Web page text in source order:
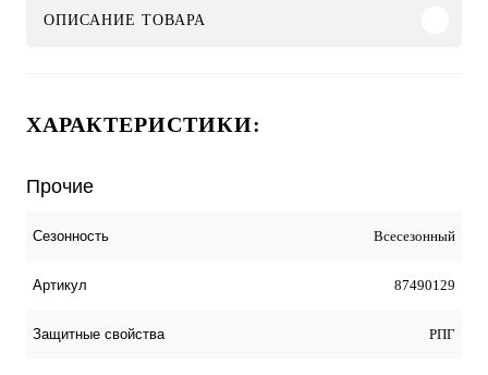
ОПИСАНИЕ ТОВАРА
ХАРАКТЕРИСТИКИ:
Прочие
Сезонность Всесезонный
Артикул 87490129
Защитные свойства РПГ